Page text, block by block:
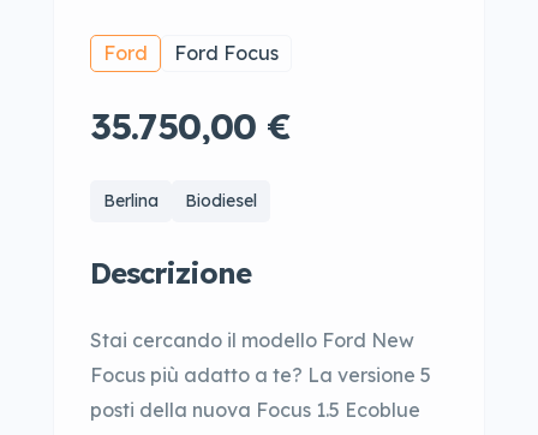
Ford Ford Focus
35.750,00 €
Berlina Biodiesel
Descrizione
Stai cercando il modello Ford New
Focus più adatto a te? La versione 5
posti della nuova Focus 1.5 Ecoblue